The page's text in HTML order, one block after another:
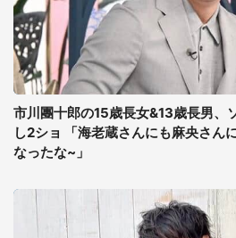
市川團十郎の15歳長女&13歳長男、
し2ショ 「海老蔵さんにも麻央さん
なったな~」